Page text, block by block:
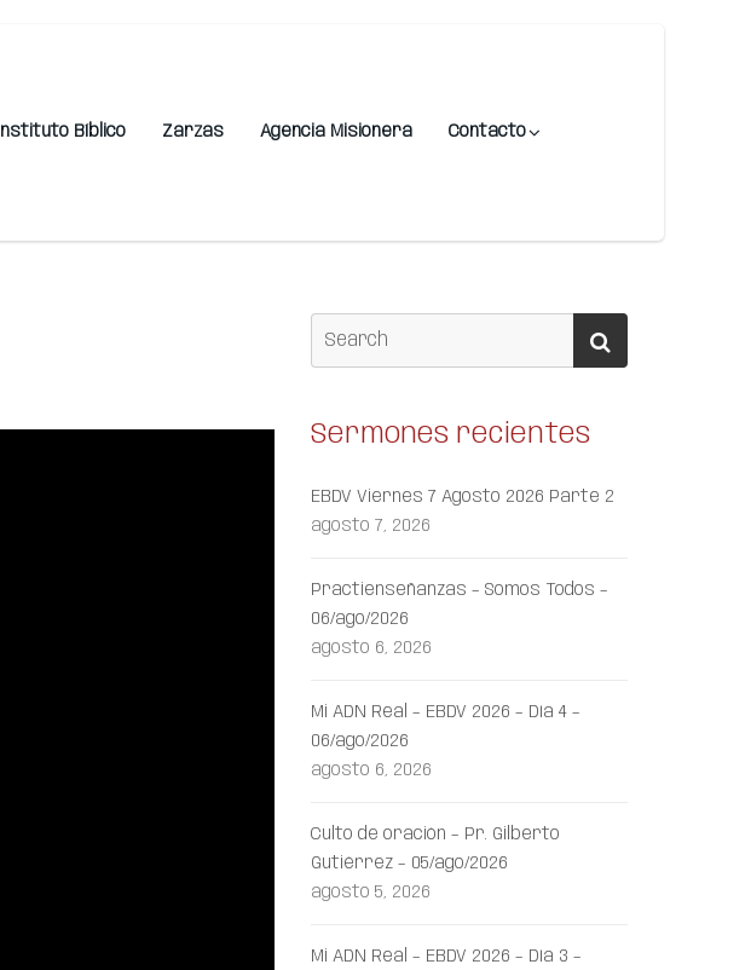
Instituto Bíblico Zarzas Agencia Misionera Contacto
Sermones recientes
EBDV Viernes 7 Agosto 2026 Parte 2
agosto 7, 2026
Practienseñanzas – Somos Todos –
06/ago/2026
agosto 6, 2026
Mi ADN Real – EBDV 2026 – Día 4 –
06/ago/2026
agosto 6, 2026
Culto de oración – Pr. Gilberto
Gutiérrez – 05/ago/2026
agosto 5, 2026
Mi ADN Real – EBDV 2026 – Día 3 –